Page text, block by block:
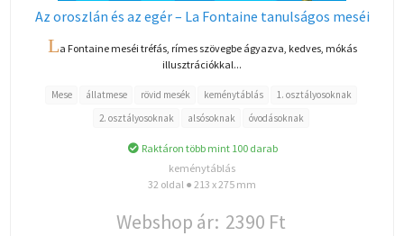
Az oroszlán és az egér – La Fontaine tanulságos meséi
La Fontaine meséi tréfás, rímes szövegbe ágyazva, kedves, mókás
illusztrációkkal...
Mese állatmese rövid mesék keménytáblás
1. osztályosoknak
2. osztályosoknak
alsósoknak óvodásoknak
Raktáron több mint 100 darab
keménytáblás
32 oldal ● 213 x 275 mm
Webshop ár: 2390 Ft